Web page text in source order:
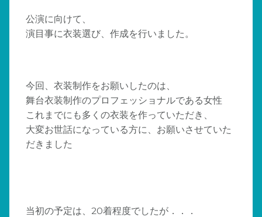
公演に向けて、
演目事に衣装選び、作成を行いました。
今回、衣装制作をお願いしたのは、
舞台衣装制作のプロフェッショナルである女性
これまでにも多くの衣装を作っていただき、
大変お世話になっている方に、お願いさせていた
だきました
当初の予定は、20着程度でしたが．．．